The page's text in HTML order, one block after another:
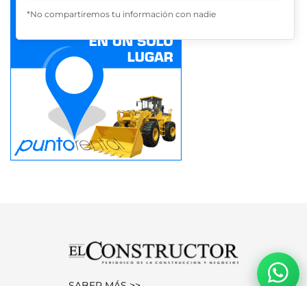
*No compartiremos tu información con nadie